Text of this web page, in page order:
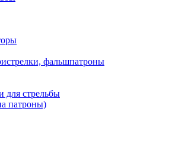
фальшпатроны
стрельбы
патроны)